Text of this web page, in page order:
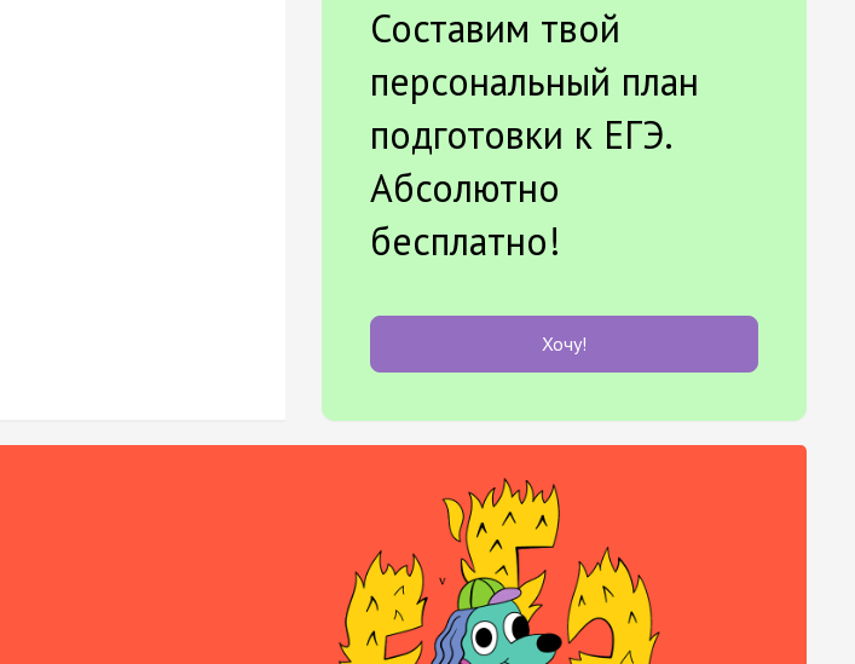
Составим твой
персональный план
подготовки к ЕГЭ.
Абсолютно
бесплатно!
Хочу!